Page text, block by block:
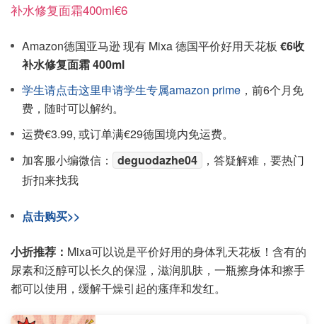
补水修复面霜400ml€6
Amazon德国亚马逊 现有 Mixa 德国平价好用天花板 €6收
补水修复面霜 400ml
学生请点击这里申请学生专属amazon prime ，前6个月免
费，随时可以解约。
运费€3.99, 或订单满€29德国境内免运费。
加客服小编微信：
deguodazhe04
，答疑解难，要热门
折扣来找我
点击购买>>
小折推荐： Mixa可以说是平价好用的身体乳天花板！含有的
尿素和泛醇可以长久的保湿，滋润肌肤，一瓶擦身体和擦手
都可以使用，缓解干燥引起的瘙痒和发红。